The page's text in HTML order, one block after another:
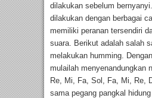
dilakukan sebelum
dilakukan dengan berbagai
memiliki peranan tersendiri
suara. Berikut adalah salah
melakukan humming.
mulailah menyenandungkan
Re, Mi, Fa, Sol, Fa, Mi, Re,
sama pegang pangkal